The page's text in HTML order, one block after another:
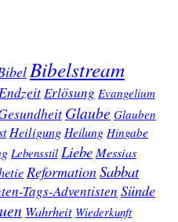
Bibelstream
Erlösung Evangelium
Glaube Glauben
Heiligung Heilung Hingabe
Lebensstil Liebe Messias
ReformationSabbat
Tags-Adventisten Sünde
Wahrheit Wiederkunft